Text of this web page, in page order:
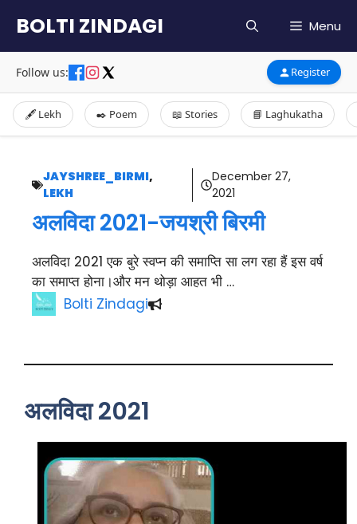
content
BOLTI ZINDAGI Menu
Follow us: Register
🖋️ Lekh ✒️ Poem 📖 Stories 📘 Laghukatha
JAYSHREE_BIRMI,
LEKH
December 27,
2021
अलविदा 2021-जयश्री बिरमी
अलविदा 2021 एक बुरे स्वप्न की समाप्ति सा लग रहा हैं इस वर्ष
का समाप्त होना।और मन थोड़ा आहत भी …
Bolti Zindagi
अलविदा 2021